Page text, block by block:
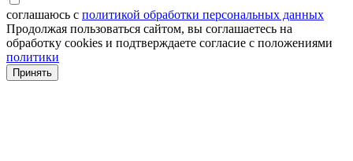
соглашаюсь с политикой обработки персональных данных
Продолжая пользоваться сайтом, вы соглашаетесь на
обработку cookies и подтверждаете согласие с положениями
политики
Принять